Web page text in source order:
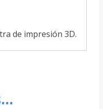
de impresión 3D.